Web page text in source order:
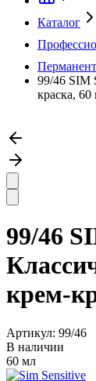
Каталог
99/46 SIM
краска, 60
99/46
крем-
Артикул: 99/46
В наличии
60 мл